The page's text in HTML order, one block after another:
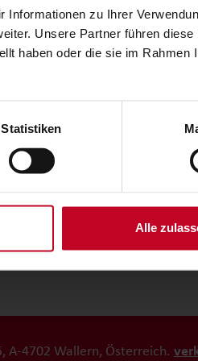
Informationen zu Ihrer
Unsere Partner führen diese
haben oder die sie im Rahmen
Statistiken
Alle
Anmeldung
us:
A-4702 Wallern, Österreich.